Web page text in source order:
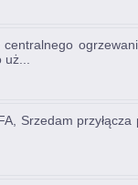
centralnego
Srzedam